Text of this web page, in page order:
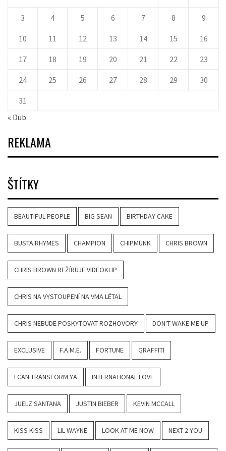
3 4 5 6 7 8 9
10 11 12 13 14 15 16
17 18 19 20 21 22 23
24 25 26 27 28 29 30
31
« Dub
REKLAMA
ŠTÍTKY
BEAUTIFUL PEOPLE BIG SEAN BIRTHDAY CAKE
BUSTA RHYMES CHAMPION CHIPMUNK CHRIS BROWN
CHRIS BROWN REŽÍRUJE VIDEOKLIP
CHRIS NA VYSTOUPENÍ NA VMA LÉTAL
CHRIS NEBUDE POSKYTOVAT ROZHOVORY DON'T WAKE ME UP
EXCLUSIVE F.A.M.E. FORTUNE GRAFFITI
I CAN TRANSFORM YA INTERNATIONAL LOVE
JUELZ SANTANA JUSTIN BIEBER KEVIN MCCALL
KISS KISS LIL WAYNE LOOK AT ME NOW NEXT 2 YOU